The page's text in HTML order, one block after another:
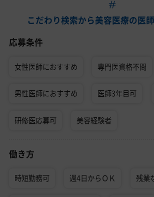
こだわり検索から美容医療の医
応募条件
女性医師におすすめ 専門医資格不問
男性医師におすすめ 医師3年目可
研修医応募可 美容経験者
働き方
時短勤務可 週4日からＯＫ 残業